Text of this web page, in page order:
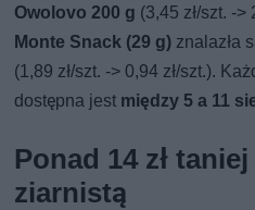
Owolovo 200 g (3,45 zł/szt. ->
Monte Snack (29 g) znalazła
(1,89 zł/szt. -> 0,94 zł/szt.).
dostępna jest między 5 a 11
Ponad 14 zł
ziarnistą